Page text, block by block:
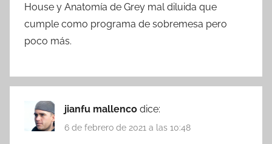
House y Anatomía de Grey mal diluida que
cumple como programa de sobremesa pero
poco más.
jianfu mallenco dice:
6 de febrero de 2021 a las 10:48